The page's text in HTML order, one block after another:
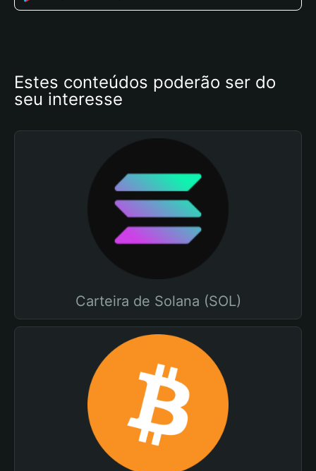
Estes conteúdos poderão ser do
seu interesse
Carteira de Solana (SOL)